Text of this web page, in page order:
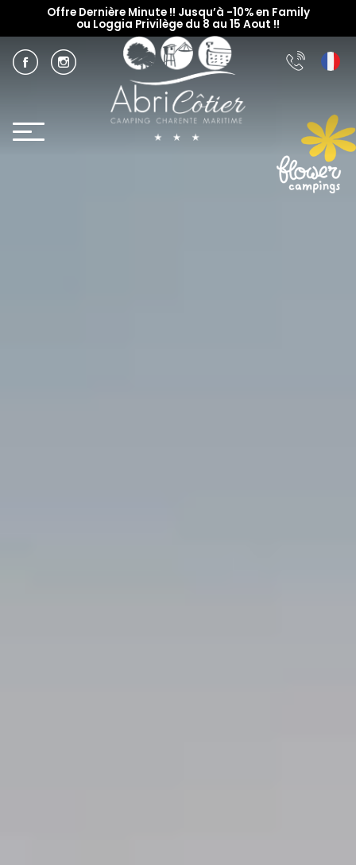
Offre Dernière Minute !! Jusqu’à -10% en Family
ou Loggia Privilège du 8 au 15 Aout !!